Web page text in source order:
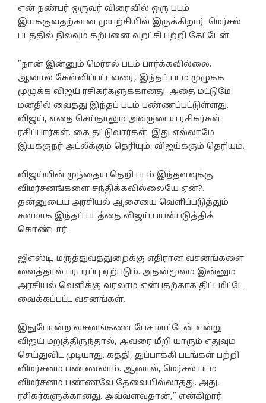
என் நண்பர் ஒருவர் விரைவில் ஒரு படம்
இயக்குவதற்கான முயற்சியில் இருக்கிறார். மெர்சல்
படத்தில் நிலவும் கற்பனை வறட்சி பற்றி கேட்டேன்.
”நான் இன்னும் மெர்சல் படம் பார்க்கவில்லை.
ஆனால் கேள்விப்பட்டவரை, இந்தப் படம் முழுக்க
முழுக்க விஜய் ரசிகர்களுக்கானது. அதை மட்டுமே
மனதில் வைத்து இந்தப் படம் பண்ணப்பட்டுள்ளது.
விஜய், எதை செய்தாலும் அவருடைய ரசிகர்கள்
ரசிப்பார்கள். கை தட்டுவார்கள். இது எல்லாமே
இயக்குநர் அட்லீக்கும் தெரியும். விஜய்க்கும் தெரியும்.
விஜய்யின் முந்தைய தெறி படம் இந்தளவுக்கு
விமர்சனங்களை சந்திக்கவில்லையே ஏன்?.
தன்னுடைய அரசியல் ஆசையை வெளிப்படுத்தும்
களமாக இந்தப் படத்தை விஜய் பயன்படுத்திக்
கொண்டார்.
ஜிஎஸ்டி, மருத்துவத்துறைக்கு எதிரான வசனங்களை
வைத்தால் பரபரப்பு ஏற்படும். அதன்மூலம் இன்னும்
அரசியல் வெளிக்கு வரலாம் என்பதற்காக திட்டமிட்டே
வைக்கப்பட்ட வசனங்கள்.
இதுபோன்ற வசனங்களை பேச மாட்டேன் என்று
விஜய் மறுத்திருந்தால், அவரை மீறி யாரும் எதுவும்
செய்துவிட முடியாது. கத்தி, துப்பாக்கி படங்கள் பற்றி
விமர்சனம் பண்ணலாம். ஆனால், மெர்சல் படம்
விமர்சனம் பண்ணவே தேவையில்லாதது. அது,
ரசிகர்களுக்கானது. அவ்வளவுதான்,” என்கிறார்.